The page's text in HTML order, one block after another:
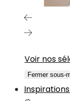
Voir nos
Fermer sous-
Inspirations